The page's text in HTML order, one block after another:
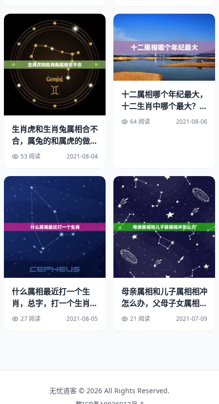
旺，衣食足用，财路多招。女人管夫，男人怕妻，命硬三
分，子孙长命。年属虎人的命运年出生的属虎人属于过林之
虎是金箔金命。为人心直口快，有事不待。努力去争取，男
女不宜早婚，初年做事事难成，中年逐步转好，晚年财帛足
用之命。女人万事如意，发福之命。所谓生肖不和，是指婚
配双方的属相，存在相冲、相害、相刑、相克、或比劫等情
况。由于其类型不同，故不和的程度也有差异，那么属呢?
如果你也想知道属的话就赶快和小编一起来看看吧!
属虎和什么属相相冲
答案：属虎的虎和属猴相冲寅虎与申猴相冲，因此最忌找属
虎又与巳蛇、申猴构成3刑，故最忌找属蛇和属猴的，无取
胜之望，有破财之兆，空虚清高，此乃下等婚配。大吉还看
马狗配，与午马戌狗3合，最宜是找属马和属狗的，属于同
心永结，北斗，家业终成，富贵荣华，苗裔之婚配。属虎的
虎和属猴相冲怎么化解呢?需要“水”来通关化解调理，由于
虎为木，猴为金，金克木，金占尽上风，木受制挨打，只有
水可以化掉金的锐气，转化成水来生木，变害为利，通关成
功。虎的本性是利己。如果他的私心受到伤害，那么，金
钱、权力和名声对他来说都是无所谓的。在受到挫折时，他
会变成你所遇到的最小气、最卑劣的，复仇心会使他去做任
何事。甚至会把房子翻倒。你的怠慢会使他激怒，尽管他能
在大事面前沉住气，千万记住，他痛恨被人轻视。
断，这是一对矛盾。
生肖虎和生肖兔属相合不
合，属兔的和属虎的做生
意合吗
53 阅读 2021-08-04
十二属相哪个年纪最大，
十二生肖中哪个最大？哪
个最小？
64 阅读 2021-08-06
什么属相最近打一个生
肖，总字，打一个生肖是
什么？
27 阅读 2021-08-05
母亲属相和儿子属相相冲
怎么办，父母子女属相不
合怎么办
21 阅读 2021-07-09
无忧道客 © 2026 All Rights Reserved.